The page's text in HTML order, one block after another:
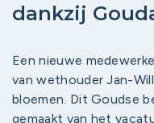
dankzij
Een nieuwe
van wethouder Jan-
bloemen. Dit Goudse
gemaakt van het